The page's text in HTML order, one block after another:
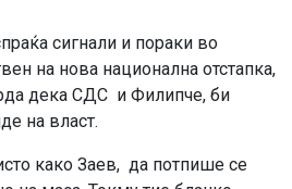
сигнали и пораки во
на нова национална отстапка,
дека СДС и Филипче, би
на власт.
како Заев, да потпише се